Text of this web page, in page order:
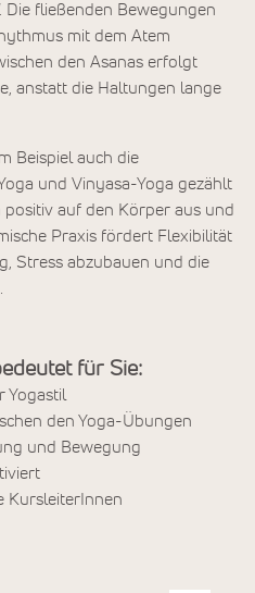
Die fließenden Bewegungen
mit dem Atem
den Asanas erfolgt
anstatt die Haltungen lange
Beispiel auch die
und Vinyasa-Yoga gezählt
auf den Körper aus und
Praxis fördert Flexibilität
Stress abzubauen und die
für Sie:
Yogastil
den Yoga-Übungen
und Bewegung
KursleiterInnen